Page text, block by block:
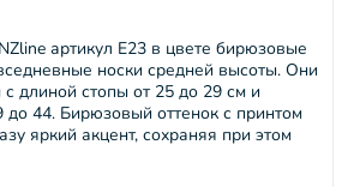
артикул Е23 в цвете бирюзовые
носки средней высоты. Они
длиной стопы от 25 до 29 см и
до 44. Бирюзовый оттенок с принтом
яркий акцент, сохраняя при этом